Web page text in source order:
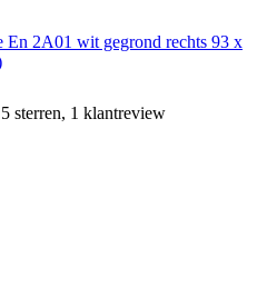
2A01 wit gegrond rechts 93 x
sterren, 1 klantreview